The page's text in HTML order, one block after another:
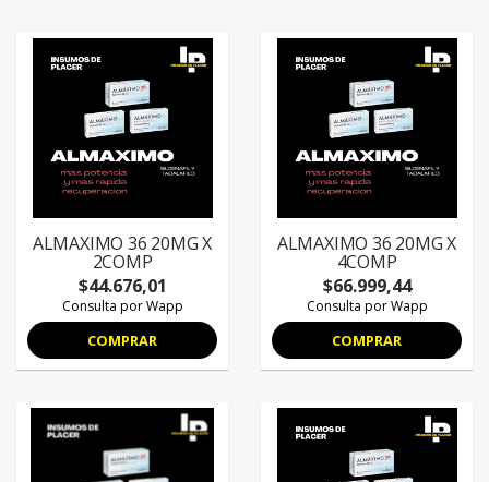
ALMAXIMO 36 20MG X
2COMP
$44.676,01
Consulta por Wapp
COMPRAR
ALMAXIMO 36 20MG X
4COMP
$66.999,44
Consulta por Wapp
COMPRAR